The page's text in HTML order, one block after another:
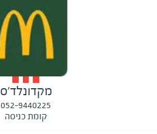
מקדונלד'ס
052-9440225
קומת כניסה